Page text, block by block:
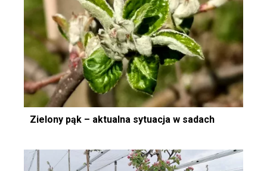
Zielony pąk – aktualna sytuacja w sadach